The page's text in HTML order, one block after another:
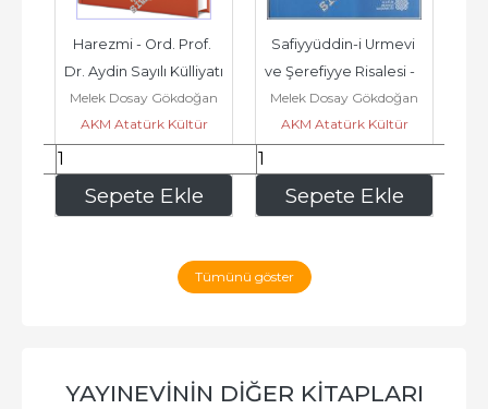
Sepete Ekle
Harezmi - Ord. Prof.
Dr. Aydin Sayılı Külliyatı
- 7 -
Melek Dosay Gökdoğan
AKM Atatürk Kültür
Merkezi Yayınları
643,50 Sepete Ekle
Safiyyüddin-i Urmevi
ve Şerefiyye Risalesi -
2024
Melek Dosay Gökdoğan
AKM Atatürk Kültür
Merkezi Yayınları
140,00
Tümünü göster
YAYINEVININ DIĞER KITAPLARI